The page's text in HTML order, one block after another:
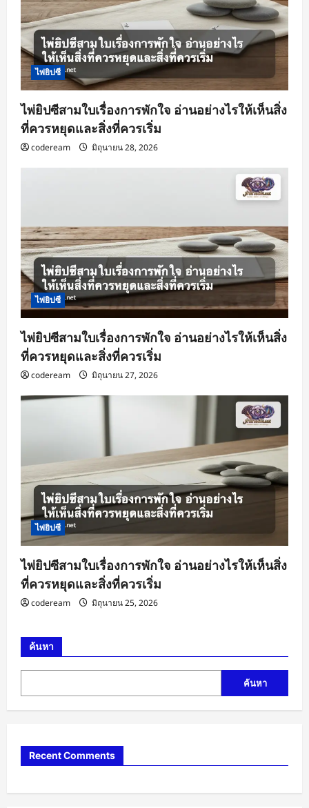
o
n
ไพ่ยิปซี
ไพ่ยิปซีสามใบเรื่องการพักใจ อ่านอย่างไรให้เห็นสิ่ง
ที่ควรหยุดและสิ่งที่ควรเริ่ม
codeream มิถุนายน 28, 2026
ไพ่ยิปซี
ไพ่ยิปซีสามใบเรื่องการพักใจ อ่านอย่างไรให้เห็นสิ่ง
ที่ควรหยุดและสิ่งที่ควรเริ่ม
codeream มิถุนายน 27, 2026
ไพ่ยิปซี
ไพ่ยิปซีสามใบเรื่องการพักใจ อ่านอย่างไรให้เห็นสิ่ง
ที่ควรหยุดและสิ่งที่ควรเริ่ม
codeream มิถุนายน 25, 2026
ค้นหา
ค้นหา
Recent Comments